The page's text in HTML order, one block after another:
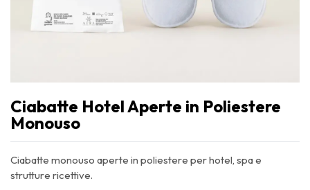
Ciabatte Hotel Aperte in Poliestere
Monouso
Ciabatte monouso aperte in poliestere per hotel, spa e
strutture ricettive.